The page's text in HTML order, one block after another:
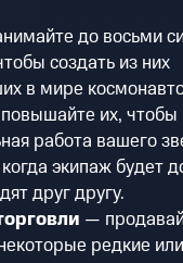
до восьми
создать из них
в мире
их,
работа вашего
экипаж будет
друг другу.
—
редкие